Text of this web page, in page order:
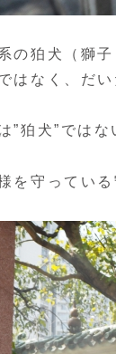
の狛犬（獅
はなく、だ
”狛犬”ではな
を守ってい